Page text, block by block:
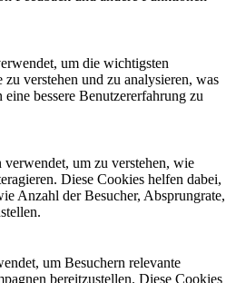
um die wichtigsten
verstehen und zu analysieren, was
bessere Benutzererfahrung zu
um zu verstehen, wie
Diese Cookies helfen dabei,
Anzahl der Besucher, Absprungrate,
um Besuchern relevante
bereitzustellen. Diese Cookies